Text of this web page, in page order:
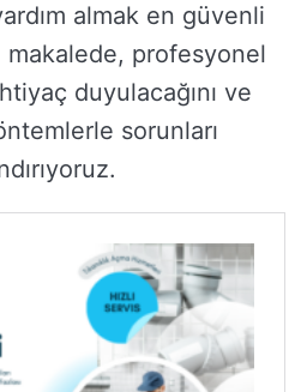
almak en güvenli
makalede, profesyonel
duyulacağını ve
sorunları